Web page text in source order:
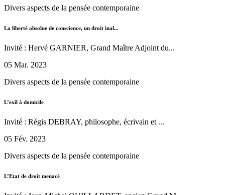
Divers aspects de la pensée contemporaine
La liberté absolue de conscience, un droit inal...
Invité : Hervé GARNIER, Grand Maître Adjoint du...
05 Mar. 2023
Divers aspects de la pensée contemporaine
L’exil à domicile
Invité : Régis DEBRAY, philosophe, écrivain et ...
05 Fév. 2023
Divers aspects de la pensée contemporaine
L’Etat de droit menacé